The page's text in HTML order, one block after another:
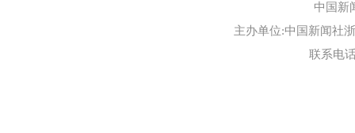
中国新
主办单位:中国新闻社
联系电